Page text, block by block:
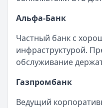
Альфа-Банк
Частный банк с
инфраструктурой.
обслуживание
Газпромбанк
Ведущий